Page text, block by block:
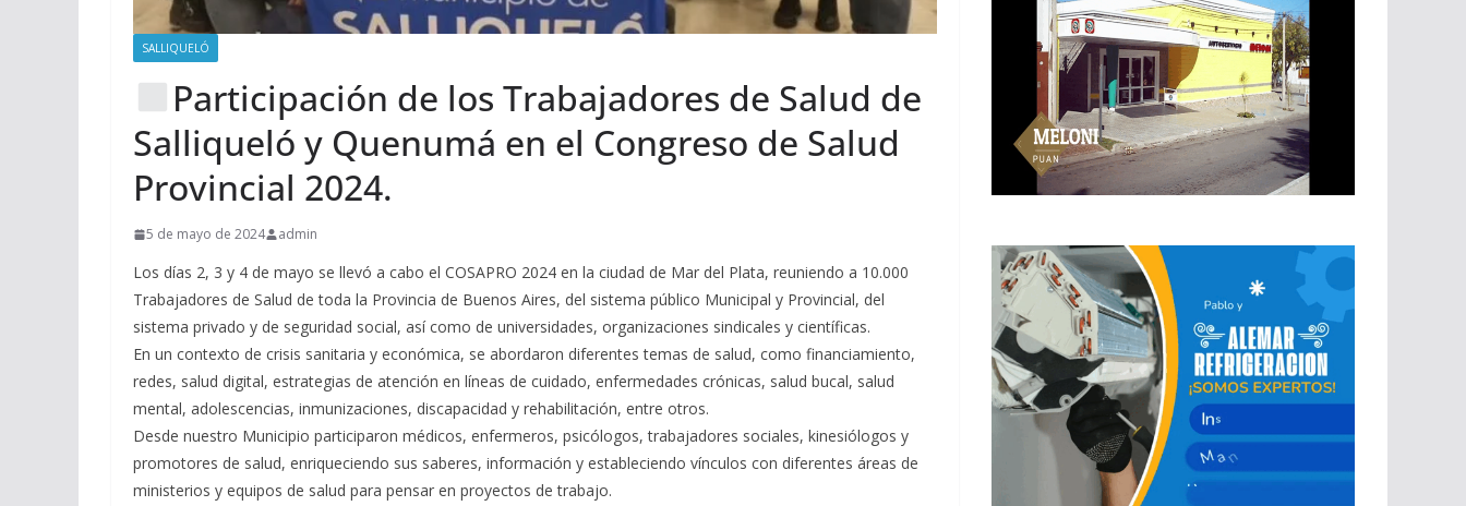
SALLIQUELÓ
Participación de los Trabajadores de Salud de
Salliqueló y Quenumá en el Congreso de Salud
Provincial 2024.
5 de mayo de 2024 admin
Los días 2, 3 y 4 de mayo se llevó a cabo el COSAPRO 2024 en la ciudad de Mar del Plata, reuniendo a 10.000
Trabajadores de Salud de toda la Provincia de Buenos Aires, del sistema público Municipal y Provincial, del
sistema privado y de seguridad social, así como de universidades, organizaciones sindicales y científicas.
En un contexto de crisis sanitaria y económica, se abordaron diferentes temas de salud, como financiamiento,
redes, salud digital, estrategias de atención en líneas de cuidado, enfermedades crónicas, salud bucal, salud
mental, adolescencias, inmunizaciones, discapacidad y rehabilitación, entre otros.
Desde nuestro Municipio participaron médicos, enfermeros, psicólogos, trabajadores sociales, kinesiólogos y
promotores de salud, enriqueciendo sus saberes, información y estableciendo vínculos con diferentes áreas de
ministerios y equipos de salud para pensar en proyectos de trabajo.